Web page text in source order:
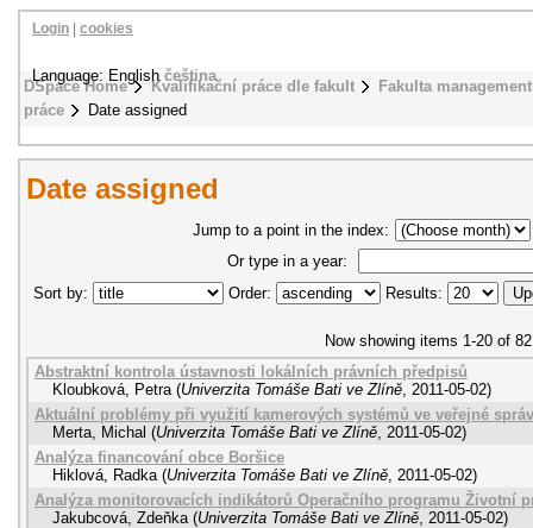
DSpace Home Kvalifikační práce dle fakult
Fakulta
práce
Date assigned
Login cookies
Language: Englishčeština
Date assigned
Jump to a point in the index:
Or type in a year:
Sort by:
Order: Results:
Now showing items 1-20 of 82
Abstraktní kontrola ústavnosti lokálních právních předpisů
Kloubková, Petra (Univerzita Tomáše Bati ve Zlíně, 2011-05-02)
Aktuální problémy při využití kamerových systémů ve veřejné
Merta, Michal (Univerzita Tomáše Bati ve Zlíně, 2011-05-02)
Analýza financování obce Boršice
Hiklová, Radka (Univerzita Tomáše Bati ve Zlíně, 2011-05-02)
Analýza monitorovacích indikátorů Operačního programu Životní
Jakubcová, Zdeňka (Univerzita Tomáše Bati ve Zlíně, 2011-05-02)